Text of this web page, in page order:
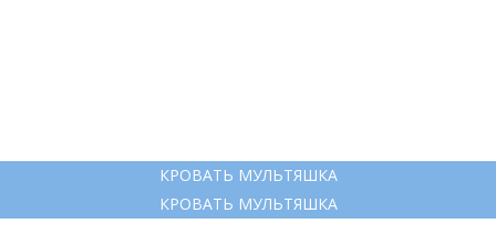
КРОВАТЬ МУЛЬТЯШКА
КРОВАТЬ МУЛЬТЯШКА